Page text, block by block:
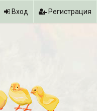
Вход Регистрация